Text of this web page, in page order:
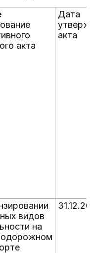
акта
Дата
акта
видов
на